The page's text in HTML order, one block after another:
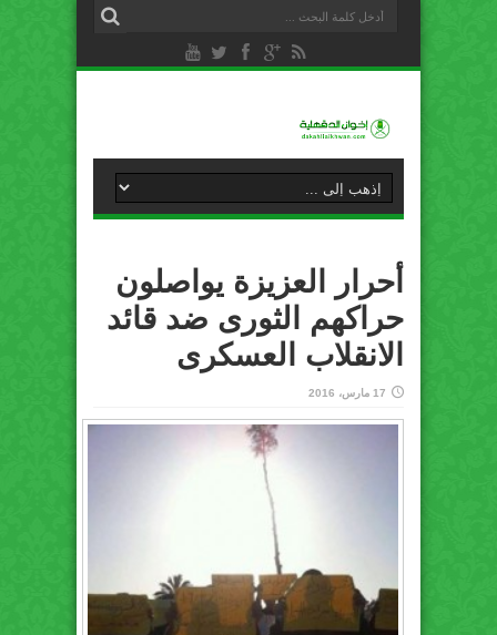
أحرار العزيزة يواصلون
حراكهم الثورى ضد قائد
الانقلاب العسكرى
17 مارس، 2016